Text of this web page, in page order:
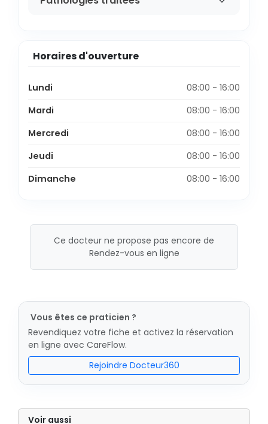
Horaires d'ouverture
Lundi
08:00 - 16:00
Mardi
08:00 - 16:00
Mercredi
08:00 - 16:00
Jeudi
08:00 - 16:00
Dimanche
08:00 - 16:00
Ce docteur ne propose pas encore de
Rendez-vous en ligne
Vous êtes ce praticien ?
Revendiquez votre fiche et activez la réservation
en ligne avec CareFlow.
Rejoindre Docteur360
Voir aussi